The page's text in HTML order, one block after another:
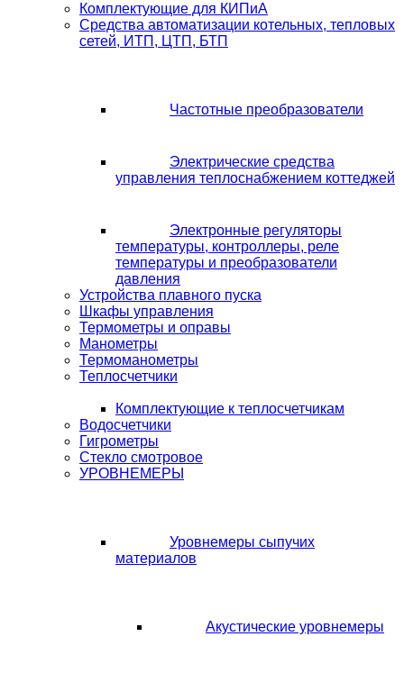
Комплектующие для КИПиА
Средства автоматизации котельных, тепловых
сетей, ИТП, ЦТП, БТП
Частотные преобразователи
Электрические средства
управления теплоснабжением коттеджей
Электронные регуляторы
температуры, контроллеры, реле
температуры и преобразователи
давления
Устройства плавного пуска
Шкафы управления
Термометры и оправы
Манометры
Термоманометры
Теплосчетчики
Комплектующие к теплосчетчикам
Водосчетчики
Гигрометры
Стекло смотровое
УРОВНЕМЕРЫ
Уровнемеры сыпучих
материалов
Акустические уровнемеры